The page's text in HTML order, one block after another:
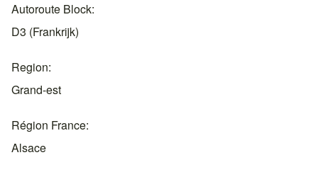
Autoroute Block
D3 (Frankrijk)
Region
Grand-est
Région France
Alsace